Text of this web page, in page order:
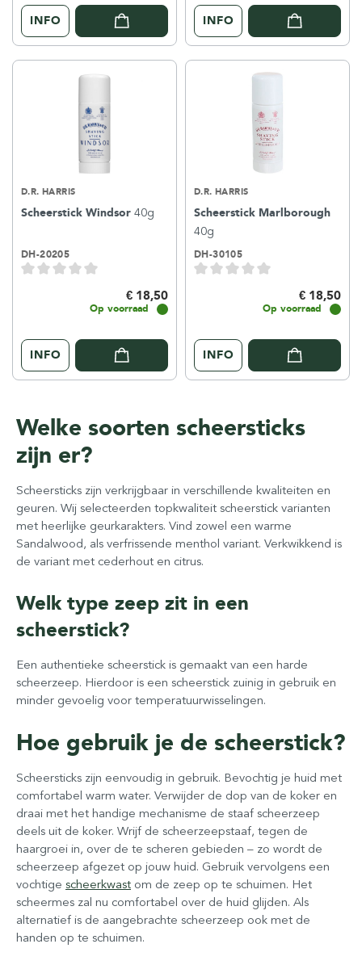
INFO INFO
D.R. HARRIS
Scheerstick Windsor 40g
DH-20205
€ 18,50
Op voorraad
INFO
D.R. HARRIS
Scheerstick Marlborough
40g
DH-30105
€ 18,50
Op voorraad
INFO
Welke soorten scheersticks
zijn er?
Scheersticks zijn verkrijgbaar in verschillende kwaliteiten en
geuren. Wij selecteerden topkwaliteit scheerstick varianten
met heerlijke geurkarakters. Vind zowel een warme
Sandalwood, als verfrissende menthol variant. Verkwikkend is
de variant met cederhout en citrus.
Welk type zeep zit in een
scheerstick?
Een authentieke scheerstick is gemaakt van een harde
scheerzeep. Hierdoor is een scheerstick zuinig in gebruik en
minder gevoelig voor temperatuurwisselingen.
Hoe gebruik je de scheerstick?
Scheersticks zijn eenvoudig in gebruik. Bevochtig je huid met
comfortabel warm water. Verwijder de dop van de koker en
draai met het handige mechanisme de staaf scheerzeep
deels uit de koker. Wrijf de scheerzeepstaaf, tegen de
haargroei in, over de te scheren gebieden – zo wordt de
scheerzeep afgezet op jouw huid. Gebruik vervolgens een
vochtige scheerkwast om de zeep op te schuimen. Het
scheermes zal nu comfortabel over de huid glijden. Als
alternatief is de aangebrachte scheerzeep ook met de
handen op te schuimen.